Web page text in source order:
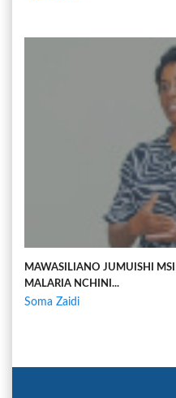
MAWASILIANO JUMUISHI
MALARIA NCHINI...
Soma Zaidi